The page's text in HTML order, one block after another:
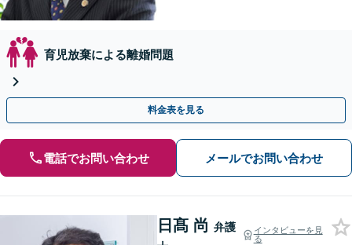
育児放棄による離婚問題
料金表を見る
電話でお問い合わせ メールでお問い合わせ
日髙 尚 弁護
インタビューを見
る